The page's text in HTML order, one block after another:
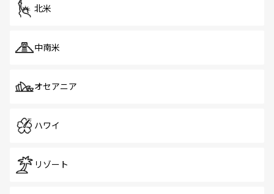
北米
中南米
オセアニア
ハワイ
リゾート